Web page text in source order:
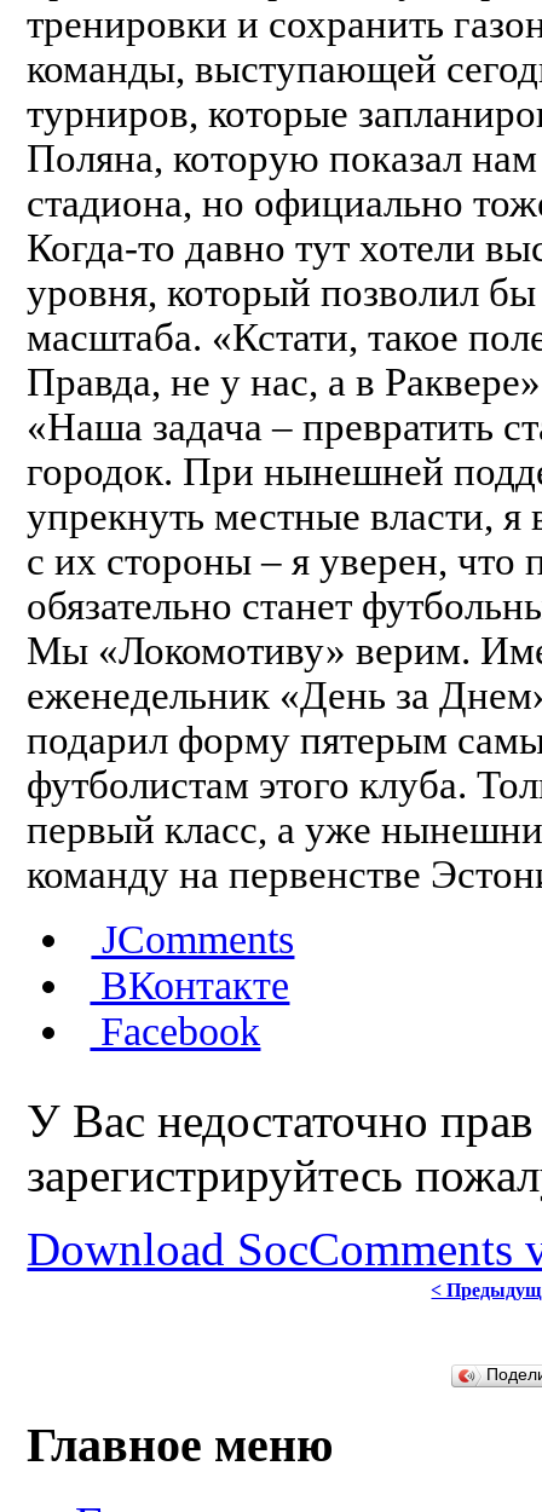
тренировки и сохранить
команды, выступающей
турниров, которые
Поляна, которую показал
стадиона, но официально
Когда-то давно тут хотели
уровня, который позволил
масштаба. «Кстати, такое
Правда, не у нас, а в
«Наша задача – превратить
городок. При нынешней
упрекнуть местные власти,
с их стороны – я уверен, что
обязательно станет
Мы «Локомотиву» верим.
еженедельник «День за
подарил форму пятерым
футболистам этого клуба.
первый класс, а уже
команду на первенстве
JComments
ВКонтакте
Facebook
У Вас недостаточно
зарегистрируйтесь
Download SocComments
<
Главное меню